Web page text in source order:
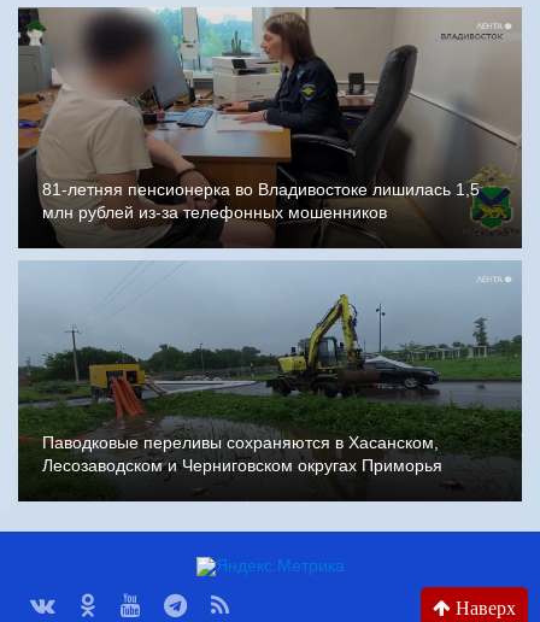
81-летняя пенсионерка во Владивостоке лишилась 1,5
млн рублей из-за телефонных мошенников
Паводковые переливы сохраняются в Хасанском,
Лесозаводском и Черниговском округах Приморья
Наверх